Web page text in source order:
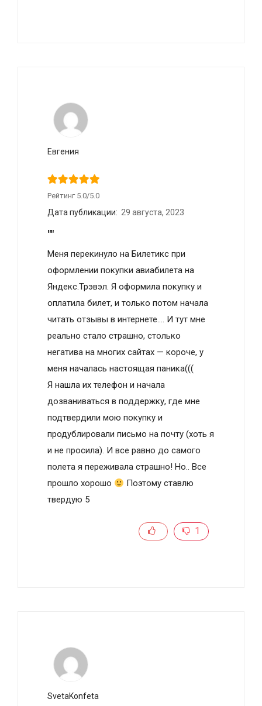
Евгения
Рейтинг 5.0/5.0
Дата публикации: 29 августа, 2023
""
Меня перекинуло на Билетикс при
оформлении покупки авиабилета на
Яндекс.Трэвэл. Я оформила покупку и
оплатила билет, и только потом начала
читать отзывы в интернете…. И тут мне
реально стало страшно, столько
негатива на многих сайтах — короче, у
меня началась настоящая паника(((
Я нашла их телефон и начала
дозваниваться в поддержку, где мне
подтвердили мою покупку и
продублировали письмо на почту (хоть я
и не просила). И все равно до самого
полета я переживала страшно! Но.. Все
прошло хорошо
Поэтому ставлю
твердую 5
1
SvetaKonfeta